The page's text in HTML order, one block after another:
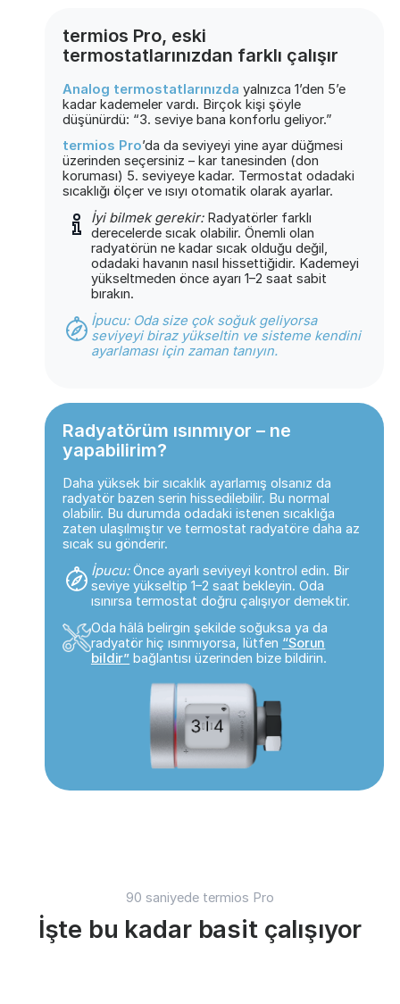
termios Pro, eski
termostatlarınızdan farklı çalışır
Analog termostatlarınızda yalnızca 1’den 5’e
kadar kademeler vardı. Birçok kişi şöyle
düşünürdü: “3. seviye bana konforlu geliyor.”
termios Pro’da da seviyeyi yine ayar düğmesi
üzerinden seçersiniz – kar tanesinden (don
koruması) 5. seviyeye kadar. Termostat odadaki
sıcaklığı ölçer ve ısıyı otomatik olarak ayarlar.
İyi bilmek gerekir: Radyatörler farklı
derecelerde sıcak olabilir. Önemli olan
radyatörün ne kadar sıcak olduğu değil,
odadaki havanın nasıl hissettiğidir. Kademeyi
yükseltmeden önce ayarı 1–2 saat sabit
bırakın.
İpucu: Oda size çok soğuk geliyorsa
seviyeyi biraz yükseltin ve sisteme kendini
ayarlaması için zaman tanıyın.
Radyatörüm ısınmıyor – ne
yapabilirim?
Daha yüksek bir sıcaklık ayarlamış olsanız da
radyatör bazen serin hissedilebilir. Bu normal
olabilir. Bu durumda odadaki istenen sıcaklığa
zaten ulaşılmıştır ve termostat radyatöre daha az
sıcak su gönderir.
İpucu:Önce ayarlı seviyeyi kontrol edin. Bir
seviye yükseltip 1–2 saat bekleyin. Oda
ısınırsa termostat doğru çalışıyor demektir.
Oda hâlâ belirgin şekilde soğuksa ya da
radyatör hiç ısınmıyorsa, lütfen “Sorun
bildir” bağlantısı üzerinden bize bildirin.
90 saniyede termios Pro
İşte bu kadar basit çalışıyor